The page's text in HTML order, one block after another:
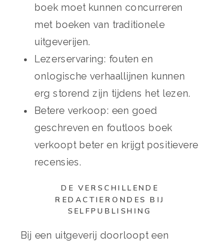
boek moet kunnen concurreren
met boeken van traditionele
uitgeverijen.
Lezerservaring: fouten en
onlogische verhaallijnen kunnen
erg storend zijn tijdens het lezen.
Betere verkoop: een goed
geschreven en foutloos boek
verkoopt beter en krijgt positievere
recensies.
DE VERSCHILLENDE
REDACTIERONDES BIJ
SELFPUBLISHING
Bij een uitgeverij doorloopt een